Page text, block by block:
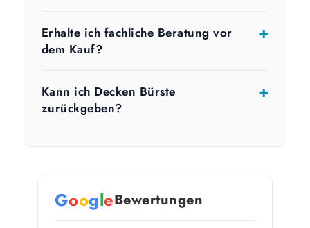
Erhalte ich fachliche Beratung vor
dem Kauf?
Kann ich Decken Bürste
zurückgeben?
GoogleBewertungen